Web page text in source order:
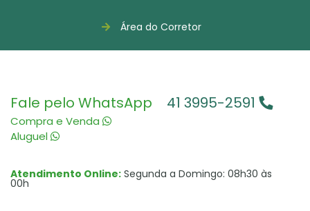
Área do Corretor
Fale pelo WhatsApp
Compra e Venda
Aluguel
41 3995-2591
Atendimento Online: Segunda a Domingo: 08h30 às
00h